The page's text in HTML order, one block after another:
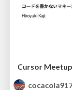
Cursor